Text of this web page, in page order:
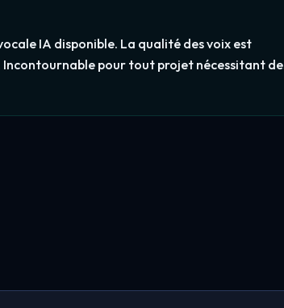
IA disponible. La qualité des voix est
pour tout projet nécessitant